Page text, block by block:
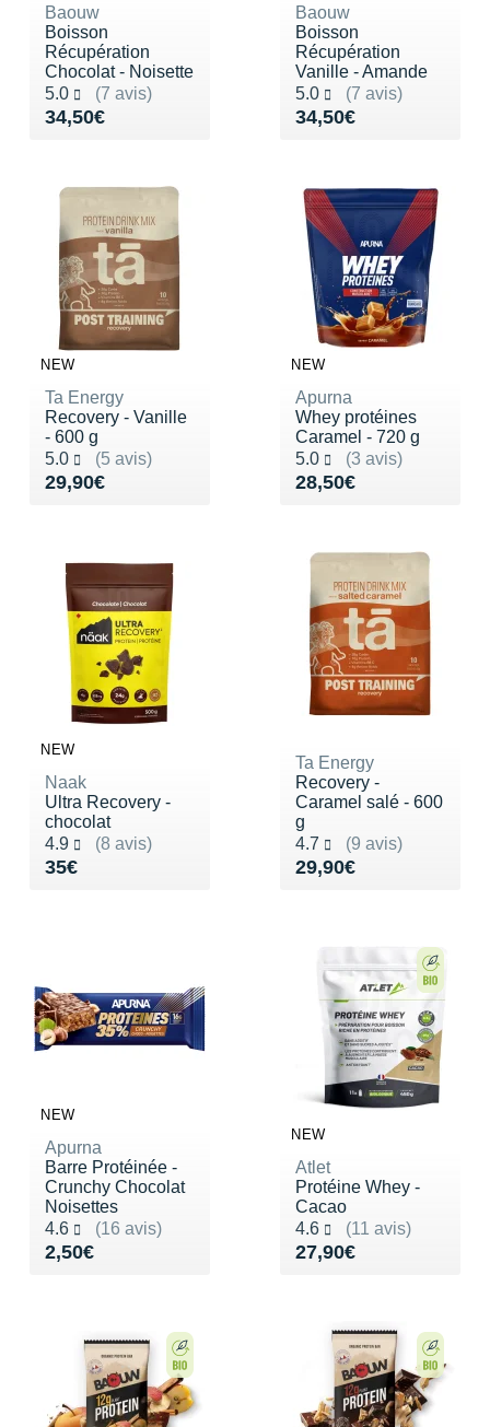
Baouw
Boisson
Récupération
Chocolat - Noisette
5.0
(7 avis)
Noté 5.0 sur 5
34,50€
Vendu 34,50€
Baouw
Boisson
Récupération
Vanille - Amande
5.0
(7 avis)
Noté 5.0 sur 5
34,50€
Vendu 34,50€
NEW
Ta Energy
Recovery - Vanille
- 600 g
5.0
(5 avis)
Noté 5.0 sur 5
29,90€
Vendu 29,90€
NEW
Apurna
Whey protéines
Caramel - 720 g
5.0
(3 avis)
Noté 5.0 sur 5
28,50€
Vendu 28,50€
NEW
Naak
Ultra Recovery -
chocolat
4.9
(8 avis)
Noté 4.9 sur 5
35€
Vendu 35€
Ta Energy
Recovery -
Caramel salé - 600
g
4.7
(9 avis)
Noté 4.7 sur 5
29,90€
Vendu 29,90€
NEW
Apurna
Barre Protéinée -
Crunchy Chocolat
Noisettes
4.6
(16 avis)
Noté 4.6 sur 5
2,50€
Vendu 2,50€
NEW
Atlet
Protéine Whey -
Cacao
4.6
(11 avis)
Noté 4.6 sur 5
27,90€
Vendu 27,90€
Ta Energy
The North Face
Thuasne
Withings
X-Bionic
X-Socks
+ Voir toutes les marques